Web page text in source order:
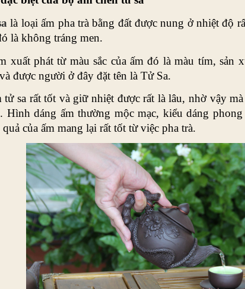
là loại ấm pha trà bằng đất được nung ở nhiệt độ
là không tráng men.
xuất phát từ màu sắc của ấm đó là màu tím,
được người ở đây đặt tên là Tử Sa.
sa rất tốt và giữ nhiệt được rất là lâu, nhờ vậy
Hình dáng ấm thường mộc mạc, kiểu dáng
của ấm mang lại rất tốt từ việc pha trà.